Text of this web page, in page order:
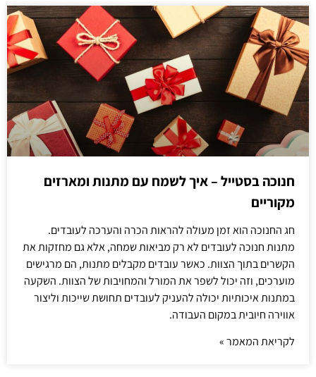
חנוכה בסטייל – איך לשמח עם מתנות ומארזים
מקוריים
חג החנוכה הוא זמן מעולה להראות הכרה והערכה לעובדים.
מתנות חנוכה לעובדים לא רק מביאות שמחה, אלא גם מחזקות את
הקשרים בתוך הצוות. כאשר עובדים מקבלים מתנות, הם מרגישים
מוערכים, וזה יכול לשפר את המורל והמחויבות של הצוות. השקעה
במתנות איכותיות יכולה להעניק לעובדים תחושת שייכות וליצור
אווירה חיובית במקום העבודה.
לקריאת המאמר »